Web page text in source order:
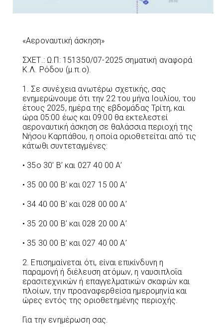
«Αεροναυτική άσκηση»
ΣΧΕΤ.: Ω.Π: 151350/07-2025 σηματική αναφορά
Κ.Λ. Ρόδου (μ.π.ο).
1. Σε συνέχεια ανωτέρω σχετικής, σας
ενημερώνουμε ότι την 22 του μήνα Ιουλίου, του
έτους 2025, ημέρα της εβδομάδας Τρίτη, και
ώρα 05:00 έως και 09:00 θα εκτελεστεί
αεροναυτική άσκηση σε θαλάσσια περιοχή της
Νήσου Καρπάθου, η οποία οριοθετείται από τις
κάτωθι συντεταγμένες:
• 35ο 30’ Β’ και 027 40 00 Α’
• 35 00 00 Β’ και 027 15 00 Α’
• 34 40 00 Β’ και 028 00 00 Α’
• 35 20 00 Β’ και 028 20 00 Α’
• 35 30 00 Β’ και 027 40 00 Α’
2. Επισημαίνεται ότι, είναι επικίνδυνη η
παραμονή ή διέλευση ατόμων, η ναυσιπλοΐα
ερασιτεχνικών ή επαγγελματικών σκαφών και
πλοίων, την προαναφερθείσα ημερομηνία και
ώρες εντός της οριοθετημένης περιοχής.
Για την ενημέρωση σας.